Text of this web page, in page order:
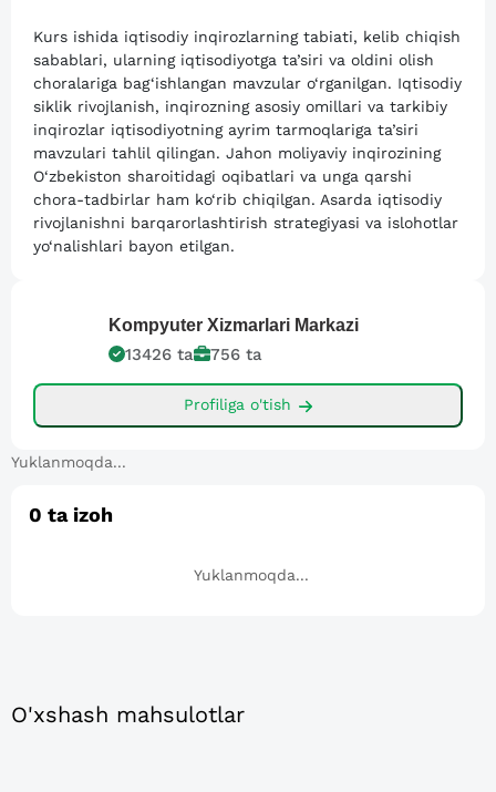
Kurs ishida iqtisodiy inqirozlarning tabiati, kelib chiqish
sabablari, ularning iqtisodiyotga ta’siri va oldini olish
choralariga bag‘ishlangan mavzular o‘rganilgan. Iqtisodiy
siklik rivojlanish, inqirozning asosiy omillari va tarkibiy
inqirozlar iqtisodiyotning ayrim tarmoqlariga ta’siri
mavzulari tahlil qilingan. Jahon moliyaviy inqirozining
O‘zbekiston sharoitidagi oqibatlari va unga qarshi
chora-tadbirlar ham ko‘rib chiqilgan. Asarda iqtisodiy
rivojlanishni barqarorlashtirish strategiyasi va islohotlar
yo‘nalishlari bayon etilgan.
Kompyuter Xizmarlari Markazi
13426 ta 756 ta
Profiliga o'tish
Yuklanmoqda...
0 ta izoh
Yuklanmoqda...
O'xshash mahsulotlar